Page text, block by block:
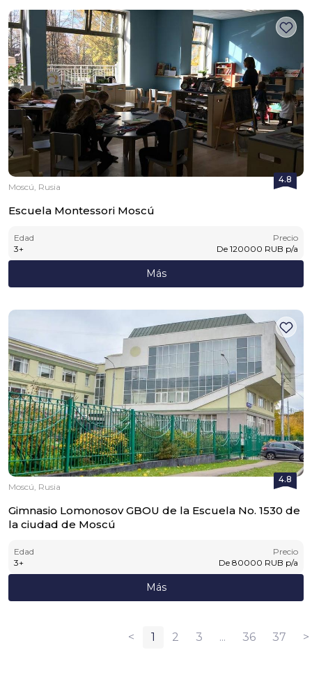
4.8
Moscú, Rusia
Escuela Montessori Moscú
Edad
3+
Precio
De 120000 RUB p/a
Más
4.8
Moscú, Rusia
Gimnasio Lomonosov GBOU de la Escuela No. 1530 de
la ciudad de Moscú
Edad
3+
Precio
De 80000 RUB p/a
Más
< 1 2 3 ... 36 37 >